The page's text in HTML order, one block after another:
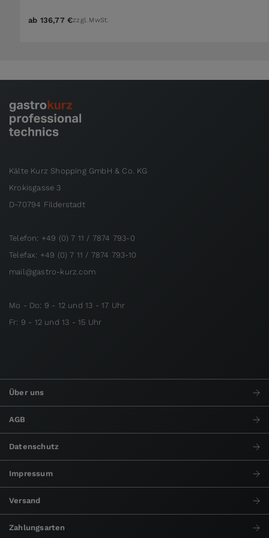
ab 136,77 €zzgl. MwSt.
Kälte Kurz Shopping GmbH & Co. KG
Krokisgasse 3
D-70794 Filderstadt
Telefon: +49 (0) 7 11 / 7874 793-0
Telefax: +49 (0) 7 11 / 7874 793-10
mail@gastro-kurz.com
Mo - Do: 9 - 12 und 13 - 17 Uhr
Fr: 9 - 12 und 13 - 15 Uhr
Über uns
AGB
Datenschutz
Impressum
Versand
Zahlungsarten